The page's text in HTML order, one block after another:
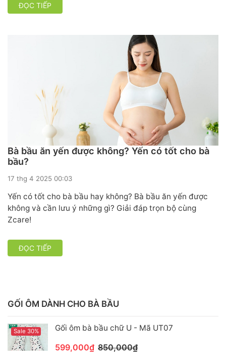
GỐI ÔM DÀNH CHO BÀ BẦU
Sale 30% Gối ôm bà bầu chữ U - Mã UT07
599,000₫ 850,000₫
ĐỌC TIẾP
Bà bầu ăn yến được không? Yến có tốt cho bà
bầu?
17 thg 4 2025 00:03
Yến có tốt cho bà bầu hay không? Bà bầu ăn yến được
không và cần lưu ý những gì? Giải đáp trọn bộ cùng
Zcare!
ĐỌC TIẾP